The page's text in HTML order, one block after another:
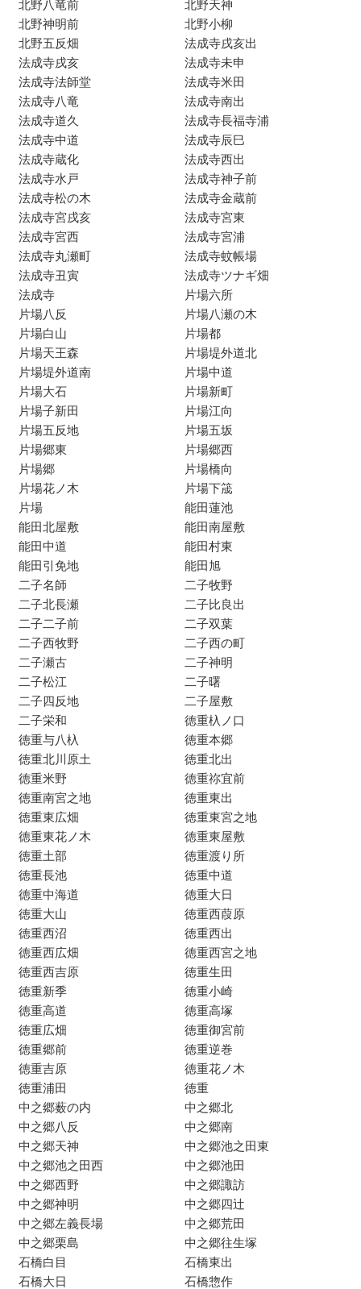
北野八竜前
北野天神
北野神明前
北野小柳
北野五反畑
法成寺戌亥出
法成寺戌亥
法成寺未申
法成寺法師堂
法成寺米田
法成寺八竜
法成寺南出
法成寺道久
法成寺長福寺浦
法成寺中道
法成寺辰巳
法成寺蔵化
法成寺西出
法成寺水戸
法成寺神子前
法成寺松の木
法成寺金蔵前
法成寺宮戌亥
法成寺宮東
法成寺宮西
法成寺宮浦
法成寺丸瀬町
法成寺蚊帳場
法成寺丑寅
法成寺ツナギ畑
法成寺
片場六所
片場八反
片場八瀬の木
片場白山
片場都
片場天王森
片場堤外道北
片場堤外道南
片場中道
片場大石
片場新町
片場子新田
片場江向
片場五反地
片場五坂
片場郷東
片場郷西
片場郷
片場橋向
片場花ノ木
片場下筬
片場
能田蓮池
能田北屋敷
能田南屋敷
能田中道
能田村東
能田引免地
能田旭
二子名師
二子牧野
二子北長瀬
二子比良出
二子二子前
二子双葉
二子西牧野
二子西の町
二子瀬古
二子神明
二子松江
二子曙
二子四反地
二子屋敷
二子栄和
徳重杁ノ口
徳重与八杁
徳重本郷
徳重北川原土
徳重北出
徳重米野
徳重祢宜前
徳重南宮之地
徳重東出
徳重東広畑
徳重東宮之地
徳重東花ノ木
徳重東屋敷
徳重土部
徳重渡り所
徳重長池
徳重中道
徳重中海道
徳重大日
徳重大山
徳重西葭原
徳重西沼
徳重西出
徳重西広畑
徳重西宮之地
徳重西吉原
徳重生田
徳重新季
徳重小崎
徳重高道
徳重高塚
徳重広畑
徳重御宮前
徳重郷前
徳重逆巻
徳重吉原
徳重花ノ木
徳重浦田
徳重
中之郷薮の内
中之郷北
中之郷八反
中之郷南
中之郷天神
中之郷池之田東
中之郷池之田西
中之郷池田
中之郷西野
中之郷諏訪
中之郷神明
中之郷四辻
中之郷左義長場
中之郷荒田
中之郷栗島
中之郷往生塚
石橋白目
石橋東出
石橋大日
石橋惣作